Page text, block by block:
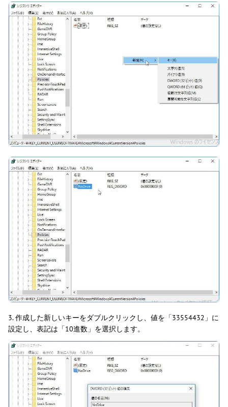
3. 作成した新しいキーをダブルクリックし、値を「33554432」に
設定し、表記は「10進数」を選択します。